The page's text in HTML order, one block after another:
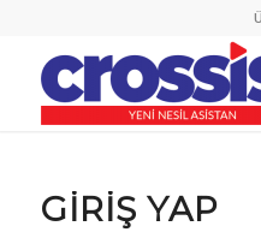
GIRIŞ YAP